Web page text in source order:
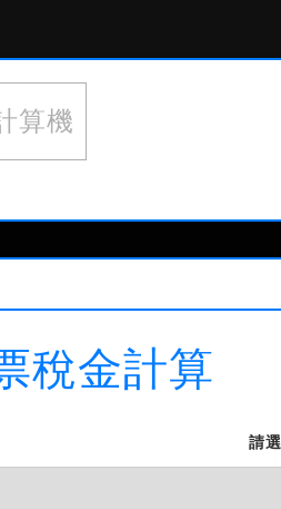
算機
稅金計算
請